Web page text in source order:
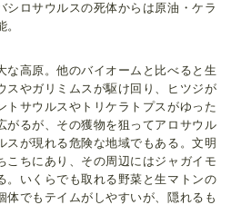
シロサウルスの死体からは原油・ケラ
な高原。他のバイオームと比べると生
スやガリミムスが駆け回り、ヒツジが
トサウルスやトリケラトプスがゆった
がるが、その獲物を狙ってアロサウル
スが現れる危険な地域でもある。文明
こちにあり、その周辺にはジャガイモ
。いくらでも取れる野菜と生マトンの
体でもテイムがしやすいが、隠れるも